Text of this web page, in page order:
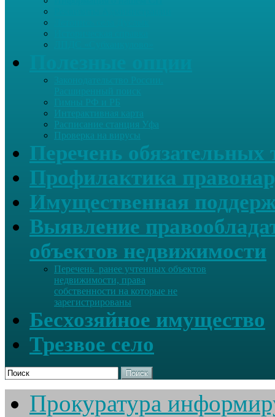
Интерактивная карта
Расписание станция Уфа
Проверка на вирусы
Перечень обязательных
Профилактика
Имущественная
Выявление
объектов недвижимости
Перечень ранее учтенных объектов
недвижимости, права
собственности на которые не
зарегистрированы
Бесхозяйное имущество
Трезвое село
Поиск
Прокуратура